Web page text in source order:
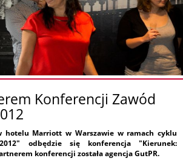
Konferencji Zawód
hotelu Marriott w Warszawie w ramach cyklu
odbędzie się konferencja "Kierunek:
konferencji została agencja GutPR.